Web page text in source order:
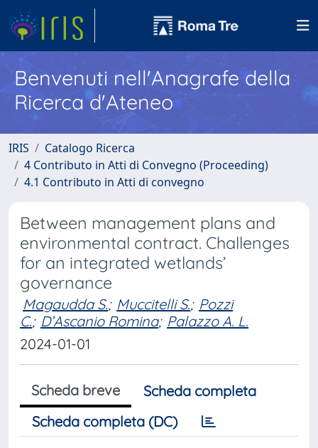
Benvenuti nell'Anagrafe della
Ricerca d'Ateneo
IRIS
Catalogo Ricerca
4 Contributo in Atti di Convegno (Proceeding)
4.1 Contributo in Atti di convegno
Between management plans and
environmental contract. Challenges
for an integrated wetlands’
governance
Magaudda S.; Muccitelli S.; Pozzi
C.; D’Ascanio Romina; Palazzo A. L.
2024-01-01
Scheda breve
Scheda completa
Scheda completa (DC)